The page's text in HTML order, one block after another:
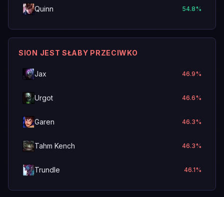
Quinn 54.8%
SION JEST SŁABY PRZECIWKO
Jax 46.9%
Urgot 46.6%
Garen 46.3%
Tahm Kench 46.3%
Trundle 46.1%